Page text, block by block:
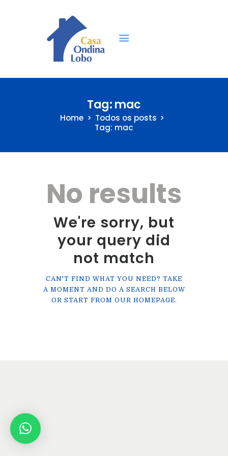
Tag: mac
Home
Todos os posts
Tag: mac
Idosos | Casa Ondina
Lobo | São Paulo
ondinalobo.org.br
Quem Somos
Projetos
Como ajudar
Contato
No results
We're sorry, but
your query did
not match
CAN'T FIND WHAT YOU NEED? TAKE
A MOMENT AND DO A SEARCH BELOW
OR START FROM OUR HOMEPAGE.